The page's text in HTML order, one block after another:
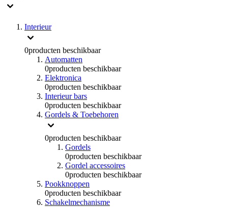
Interieur
0producten beschikbaar
Automatten
0producten beschikbaar
Elektronica
0producten beschikbaar
Interieur bars
0producten beschikbaar
Gordels & Toebehoren
0producten beschikbaar
Gordels
0producten beschikbaar
Gordel accessoires
0producten beschikbaar
Pookknoppen
0producten beschikbaar
Schakelmechanisme